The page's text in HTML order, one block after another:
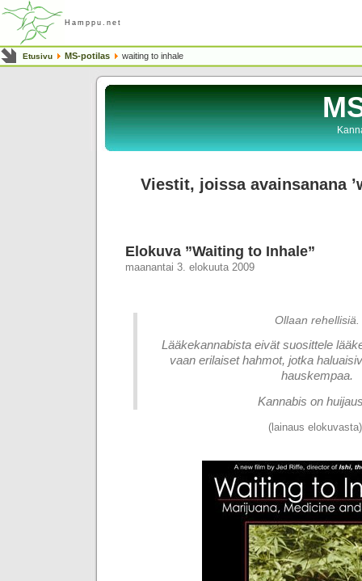
Hamppu.net
Etusivu MS-potilas waiting to inhale
Viestit, joissa avainsanana
Elokuva ”Waiting to Inhale”
maanantai 3. elokuuta 2009
Ollaan rehellisiä.
Lääkekannabista eivät suosittele
vaan erilaiset hahmot, jotka
hauskempaa.
Kannabis on
(lainaus elokuvasta)